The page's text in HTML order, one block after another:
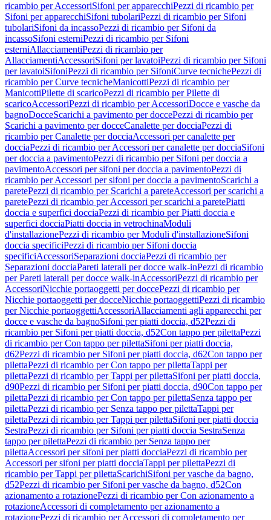
ricambio per AccessoriSifoni per apparecchiPezzi di ricambio per
Sifoni per apparecchiSifoni tubolariPezzi di ricambio per Sifoni
tubolariSifoni da incassoPezzi di ricambio per Sifoni da
incassoSifoni esterniPezzi di ricambio per Sifoni
esterniAllacciamentiPezzi di ricambio per
AllacciamentiAccessoriSifoni per lavatoiPezzi di ricambio per Sifoni
per lavatoiSifoniPezzi di ricambio per SifoniCurve tecnichePezzi di
ricambio per Curve tecnicheManicottiPezzi di ricambio per
ManicottiPilette di scaricoPezzi di ricambio per Pilette di
scaricoAccessoriPezzi di ricambio per AccessoriDocce e vasche da
bagnoDocceScarichi a pavimento per doccePezzi di ricambio per
Scarichi a pavimento per docceCanalette per docciaPezzi di
ricambio per Canalette per docciaAccessori per canalette per
docciaPezzi di ricambio per Accessori per canalette per docciaSifoni
per doccia a pavimentoPezzi di ricambio per Sifoni per doccia a
pavimentoAccessori per sifoni per doccia a pavimentoPezzi di
ricambio per Accessori per sifoni per doccia a pavimentoScarichi a
paretePezzi di ricambio per Scarichi a pareteAccessori per scarichi a
paretePezzi di ricambio per Accessori per scarichi a paretePiatti
doccia e superfici docciaPezzi di ricambio per Piatti doccia e
superfici docciaPiatti doccia in vetrochinaModuli
d'installazionePezzi di ricambio per Moduli d'installazioneSifoni
doccia specificiPezzi di ricambio per Sifoni doccia
specificiAccessoriSeparazioni docciaPezzi di ricambio per
Separazioni docciaPareti laterali per docce walk-inPezzi di ricambio
per Pareti laterali per docce walk-inAccessoriPezzi di ricambio per
AccessoriNicchie portaoggetti per doccePezzi di ricambio per
Nicchie portaoggetti per docceNicchie portaoggettiPezzi di ricambio
per Nicchie portaoggettiAccessoriAllacciamenti agli apparecchi per
docce e vasche da bagnoSifoni per piatti doccia, d52Pezzi di
ricambio per Sifoni per piatti doccia, d52Con tappo per pilettaPezzi
di ricambio per Con tappo per pilettaSifoni per piatti doccia,
d62Pezzi di ricambio per Sifoni per piatti doccia, d62Con tappo per
pilettaPezzi di ricambio per Con tappo per pilettaTappi per
pilettaPezzi di ricambio per Tappi per pilettaSifoni per piatti doccia,
d90Pezzi di ricambio per Sifoni per piatti doccia, d90Con tappo per
pilettaPezzi di ricambio per Con tappo per pilettaSenza tappo per
pilettaPezzi di ricambio per Senza tappo per pilettaTappi per
pilettaPezzi di ricambio per Tappi per pilettaSifoni per piatti doccia
SestraPezzi di ricambio per Sifoni per piatti doccia SestraSenza
tappo per pilettaPezzi di ricambio per Senza tappo per
pilettaAccessori per sifoni per piatti docciaPezzi di ricambio per
Accessori per sifoni per piatti docciaTappi per pilettaPezzi di
ricambio per Tappi per pilettaScarichiSifoni per vasche da bagno,
d52Pezzi di ricambio per Sifoni per vasche da bagno, d52Con
azionamento a rotazionePezzi di ricambio per Con azionamento a
rotazioneAccessori di completamento per azionamento a
rotazionePezzi di ricambio per Accessori di completamento per